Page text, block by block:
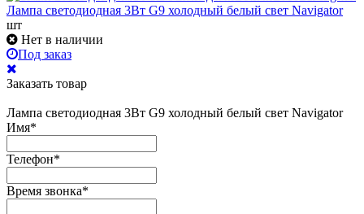
Лампа светодиодная 3Вт G9 холодный белый свет Navigator
шт
Нет в наличии
Под заказ
Заказать товар
Лампа светодиодная 3Вт G9 холодный белый свет Navigator
Имя*
Телефон*
Время звонка*